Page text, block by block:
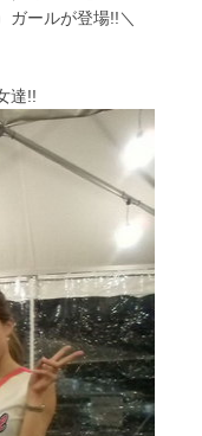
ガールが登場!!＼
達!!